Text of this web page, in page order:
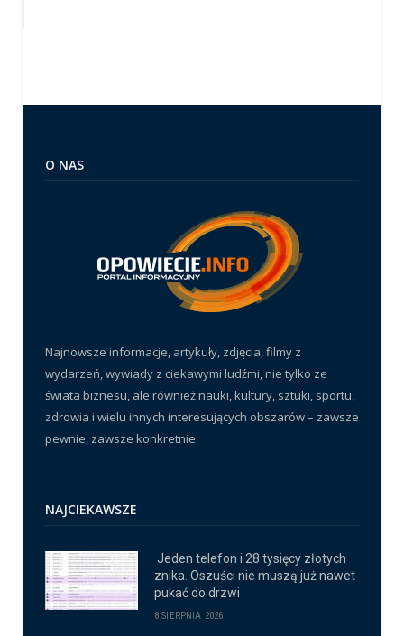
O NAS
Najnowsze informacje, artykuły, zdjęcia, filmy z
wydarzeń, wywiady z ciekawymi ludźmi, nie tylko ze
świata biznesu, ale również nauki, kultury, sztuki, sportu,
zdrowia i wielu innych interesujących obszarów – zawsze
pewnie, zawsze konkretnie.
NAJCIEKAWSZE
Jeden telefon i 28 tysięcy złotych
znika. Oszuści nie muszą już nawet
pukać do drzwi
8 SIERPNIA 2026